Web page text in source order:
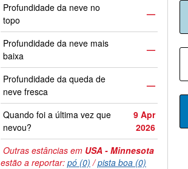
Profundidade da neve no
topo
—
Profundidade da neve mais
baixa
—
Profundidade da queda de
neve fresca
—
Quando foi a última vez que
nevou?
9 Apr
2026
Outras estâncias em USA - Minnesota
estão a reportar: pó (0) /pista boa (0)